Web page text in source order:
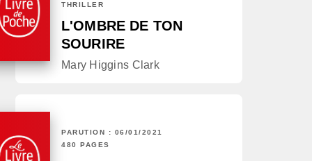
THRILLER
L'OMBRE DE TON
SOURIRE
Mary Higgins Clark
PARUTION : 06/01/2021
480 PAGES